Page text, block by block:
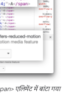
एलिमेंट में बांटा गया